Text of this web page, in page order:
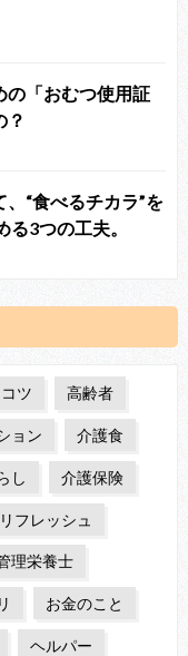
の「おむつ使用証
？
“食べるチカラ”を
3つの工夫。
ツ 高齢者
ョン 介護食
し 介護保険
リフレッシュ
理栄養士
お金のこと
ヘルパー